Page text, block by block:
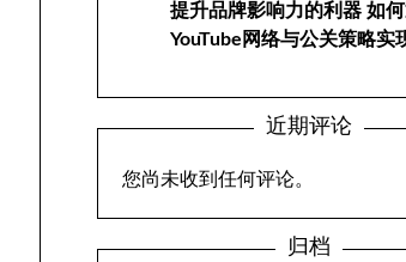
提升品牌影响力的利器 如
YouTube网络与公关策略实
近期评论
您尚未收到任何评论。
归档